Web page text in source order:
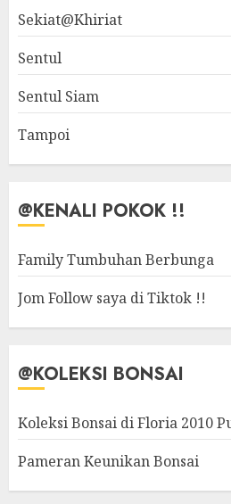
Sekiat@Khiriat
Sentul
Sentul Siam
Tampoi
@KENALI POKOK !!
Family Tumbuhan Berbunga
Jom Follow saya di Tiktok !!
@KOLEKSI BONSAI
Koleksi Bonsai di Floria 2010
Pameran Keunikan Bonsai